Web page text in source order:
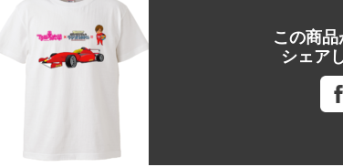
この商
シェア